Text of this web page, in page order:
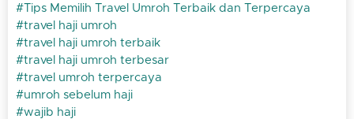
Tips Memilih Travel Umroh Terbaik dan Terpercaya
travel haji umroh
travel haji umroh terbaik
travel haji umroh terbesar
travel umroh terpercaya
umroh sebelum haji
wajib haji